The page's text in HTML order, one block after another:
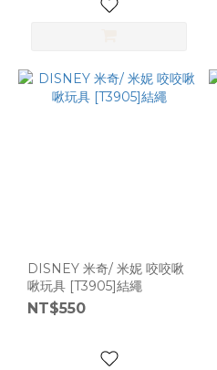
DISNEY 米奇/ 米妮 咬咬啾
啾玩具 [T3905]結繩
NT$550